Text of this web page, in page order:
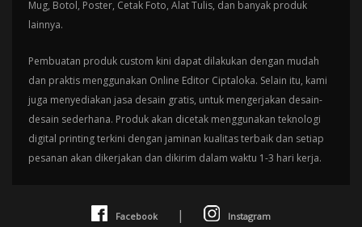
Mug, Botol, Poster, Cetak Foto, Alat Tulis, dan banyak produk
lainnya.
Pembuatan produk custom kini dapat dilakukan dengan mudah
dan praktis menggunakan Online Editor Ciptaloka. Selain itu, kami
juga menyediakan jasa desain gratis, untuk mengerjakan desain-
desain sederhana. Produk akan dicetak menggunakan teknologi
digital printing terkini dengan jaminan kualitas terbaik dan setiap
pesanan akan dikerjakan dan dikirim dalam waktu 1-3 hari kerja.
Facebook | Instagram